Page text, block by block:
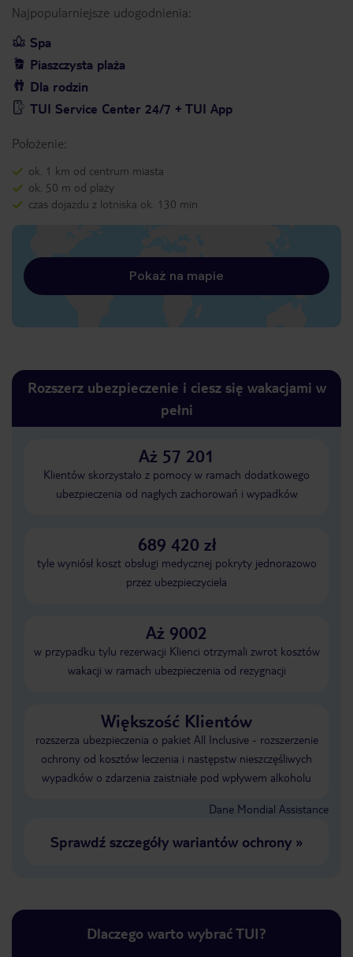
Najpopularniejsze udogodnienia:
Spa
Piaszczysta plaża
Dla rodzin
TUI Service Center 24/7 + TUI App
Położenie:
ok. 1 km od centrum miasta
ok. 50 m od plaży
czas dojazdu z lotniska ok. 130 min
Pokaż na mapie
Rozszerz ubezpieczenie i ciesz się wakacjami w
pełni
Aż 57 201
Klientów skorzystało z pomocy w ramach dodatkowego
ubezpieczenia od nagłych zachorowań i wypadków
689 420 zł
tyle wyniósł koszt obsługi medycznej pokryty jednorazowo
przez ubezpieczyciela
Aż 9002
w przypadku tylu rezerwacji Klienci otrzymali zwrot kosztów
wakacji w ramach ubezpieczenia od rezygnacji
Większość Klientów
rozszerza ubezpieczenia o pakiet All Inclusive - rozszerzenie
ochrony od kosztów leczenia i następstw nieszczęśliwych
wypadków o zdarzenia zaistniałe pod wpływem alkoholu
Dane Mondial Assistance
Sprawdź szczegóły wariantów ochrony»
Dlaczego warto wybrać TUI?